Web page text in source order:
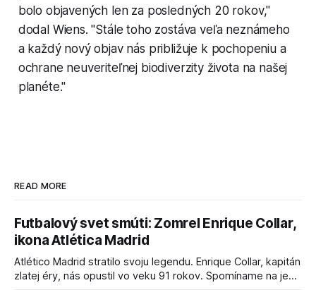
bolo objavených len za posledných 20 rokov,"
dodal Wiens. "Stále toho zostáva veľa neznámeho
a každý nový objav nás približuje k pochopeniu a
ochrane neuveriteľnej biodiverzity života na našej
planéte."
READ MORE
Futbalový svet smúti: Zomrel Enrique Collar,
ikona Atlética Madrid
Atlético Madrid stratilo svoju legendu. Enrique Collar, kapitán
zlatej éry, nás opustil vo veku 91 rokov. Spomíname na jeho